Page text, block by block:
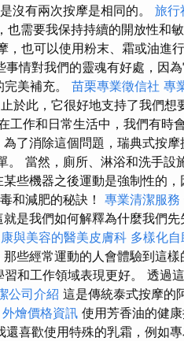
沒有兩次按摩是相同的。 旅行
也需要我保持持續的開放性和敏
也可以使用粉末、霜或油進行
情對我們的靈魂有好處，因
美補充。 苗栗專業徵信社 專
於此，它很好地支持了我們想
工作和日常生活中，我們有時
為了消除這個問題，瑞典式按摩
。 當然，廁所、淋浴和洗手設
些機器之後運動是強制性的，
和減肥的秘訣！ 專業清潔服務
就是我們如何解釋為什麼我們先
與美容的醫美皮膚科 多樣化
那些經常運動的人會體驗到這樣
和工作領域表現更好。 透過
公司介紹 這是傳統泰式按摩的
燴價格資訊 使用芳香油的健
還喜歡使用特殊的乳霜，例如